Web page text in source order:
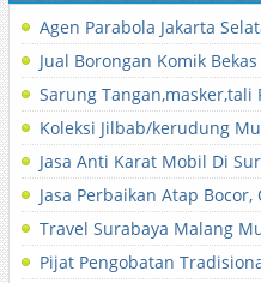
Agen Parabola Jakarta
Jual Borongan Komik
Sarung
Koleksi Jilbab/kerudung
Jasa Anti Karat Mobil Di
Jasa Perbaikan Atap
Travel Surabaya Malang
Pijat Pengobatan